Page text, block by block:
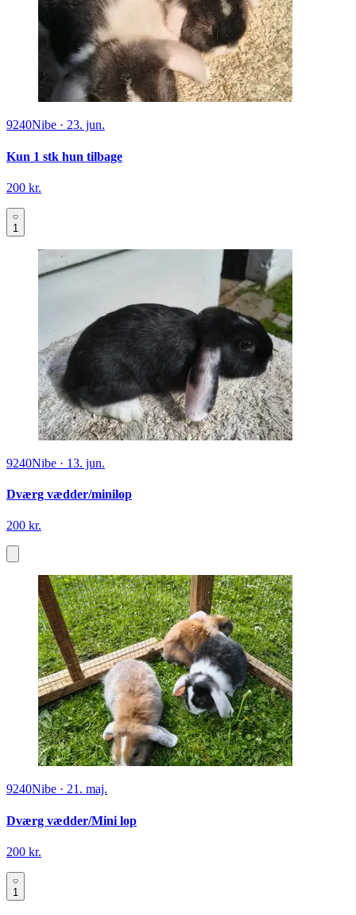
9240Nibe · 23. jun.
Kun 1 stk hun tilbage
200 kr.
1
9240Nibe · 13. jun.
Dværg vædder/minilop
200 kr.
9240Nibe · 21. maj.
Dværg vædder/Mini lop
200 kr.
1